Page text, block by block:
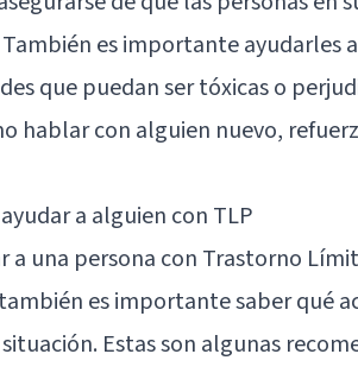
es importante ayudarles
que puedan ser tóxicas o
hablar con alguien nuevo,
a alguien con TLP
a una persona con Trastorno
es importante saber qué
Estas son algunas